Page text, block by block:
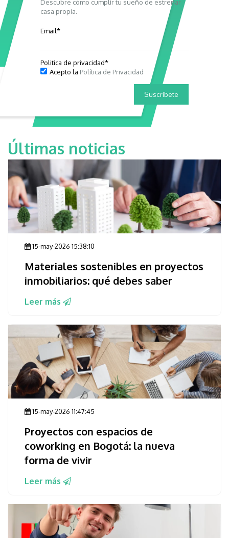
Descubre cómo cumplir tu sueño de estrenar
casa propia.
Email*
Politica de privacidad*
Acepto la Política de Privacidad
Últimas noticias
15-may-2026 15:38:10
Materiales sostenibles en proyectos
inmobiliarios: qué debes saber
Leer más
15-may-2026 11:47:45
Proyectos con espacios de
coworking en Bogotá: la nueva
forma de vivir
Leer más